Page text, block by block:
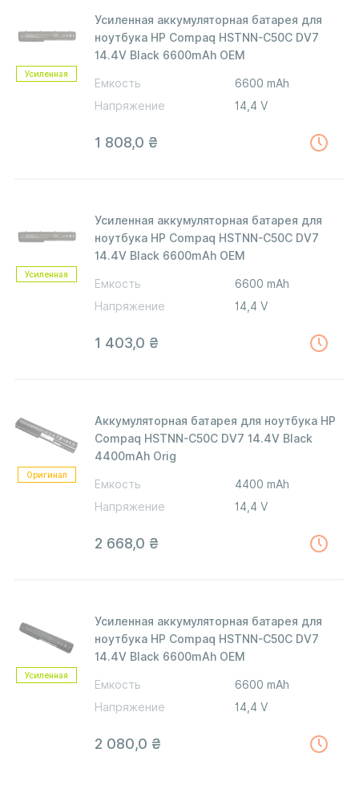
Усиленная
Усиленная аккумуляторная батарея для
ноутбука HP Compaq HSTNN-C50C DV7
14.4V Black 6600mAh OEM
Емкость
6600 mAh
Напряжение
14,4 V
1 808,0 ₴
Усиленная
Усиленная аккумуляторная батарея для
ноутбука HP Compaq HSTNN-C50C DV7
14.4V Black 6600mAh OEM
Емкость
6600 mAh
Напряжение
14,4 V
1 403,0 ₴
Оригинал
Аккумуляторная батарея для ноутбука HP
Compaq HSTNN-C50C DV7 14.4V Black
4400mAh Orig
Емкость
4400 mAh
Напряжение
14,4 V
2 668,0 ₴
Усиленная
Усиленная аккумуляторная батарея для
ноутбука HP Compaq HSTNN-C50C DV7
14.4V Black 6600mAh OEM
Емкость
6600 mAh
Напряжение
14,4 V
2 080,0 ₴